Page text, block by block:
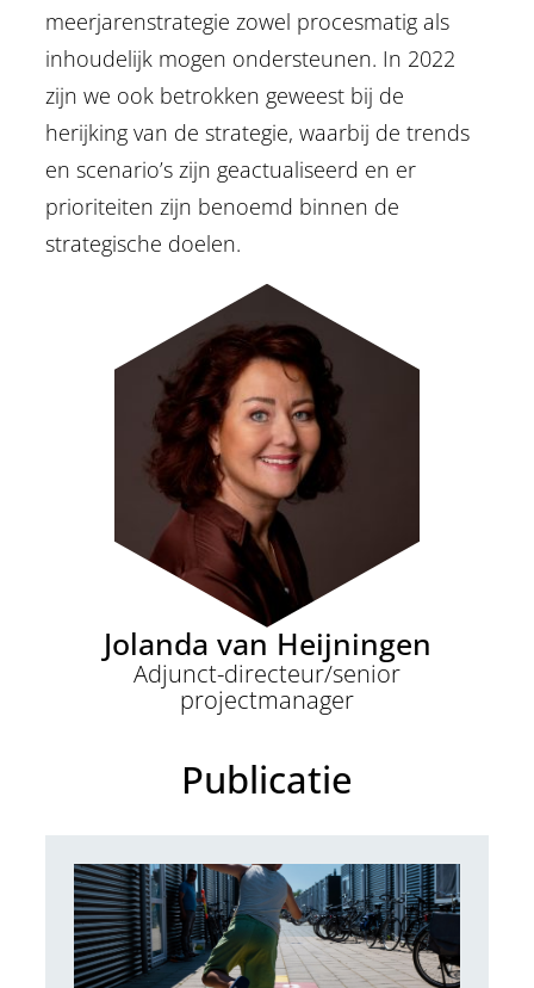
meerjarenstrategie zowel procesmatig als
inhoudelijk mogen ondersteunen. In 2022
zijn we ook betrokken geweest bij de
herijking van de strategie, waarbij de trends
en scenario’s zijn geactualiseerd en er
prioriteiten zijn benoemd binnen de
strategische doelen.
Jolanda van Heijningen
Adjunct-directeur/senior
projectmanager
Publicatie